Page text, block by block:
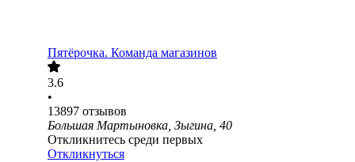
Пятёрочка. Команда магазинов
3.6
•
13897 отзывов
Большая Мартыновка, Зыгина, 40
Откликнитесь среди первых
Откликнуться